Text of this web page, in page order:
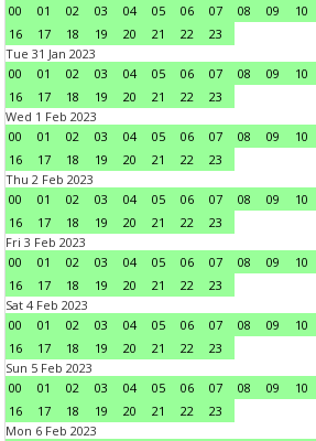
00
01 02 03 04 05 06 07 08 09 10
16
17 18 19 20 21 22
23
Tue 31 Jan 2023
00
01 02 03 04 05 06 07 08 09 10
16
17 18 19 20 21 22
23
Wed 1 Feb 2023
00
01 02 03 04 05 06 07 08 09 10
16
17 18 19 20 21 22
23
Thu 2 Feb 2023
00
01 02 03 04 05 06 07 08 09 10
16
17 18 19 20 21 22
23
Fri 3 Feb 2023
00
01 02 03 04 05 06 07 08 09 10
16
17 18 19 20 21 22
23
Sat 4 Feb 2023
00
01 02 03 04 05 06 07 08 09 10
16
17 18 19 20 21 22
23
Sun 5 Feb 2023
00
01 02 03 04 05 06 07 08 09 10
16
17 18 19 20 21 22
23
Mon 6 Feb 2023